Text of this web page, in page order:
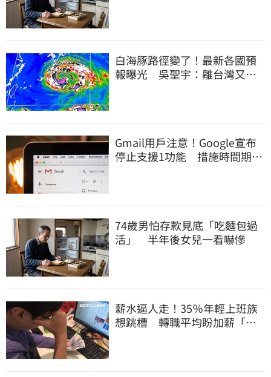
白海豚路徑變了！最新各國預
報曝光 吳聖宇：離台灣又更
Gmail用戶注意！Google宣布
停止支援1功能 措施時間期限
74歲男怕存款見底「吃麵包過
活」 半年後女兒一看嚇慘
薪水逼人走！35％年輕上班族
想跳槽 轉職平均盼加薪「破